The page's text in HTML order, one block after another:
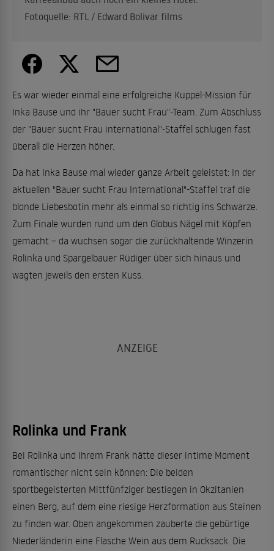
Fotoquelle: RTL / Edward Bolivar films
Es war wieder einmal eine erfolgreiche Kuppel-Mission für
Inka Bause und ihr "Bauer sucht Frau"-Team. Zum Abschluss
der "Bauer sucht Frau international"-Staffel schlugen fast
überall die Herzen höher.
Da hat Inka Bause mal wieder ganze Arbeit geleistet: In der
aktuellen "Bauer sucht Frau International"-Staffel traf die
blonde Liebesbotin mehr als einmal so richtig ins Schwarze.
Zum Finale wurden rund um den Globus Nägel mit Köpfen
gemacht – da wuchsen sogar die zurückhaltende Winzerin
Rolinka und Spargelbauer Rüdiger über sich hinaus und
wagten jeweils den ersten Kuss.
Rolinka und Frank
Bei Rolinka und ihrem Frank hätte dieser intime Moment
romantischer nicht sein können: Die beiden
sportbegeisterten Mittfünfziger bestiegen in Okzitanien
einen Berg, auf dem eine riesige Herzformation aus Steinen
zu finden war. Oben angekommen zauberte die gebürtige
Niederländerin eine Flasche Wein aus dem Rucksack. Die